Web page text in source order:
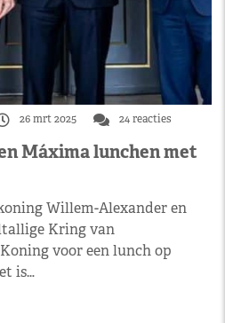
26 mrt 2025 24 reacties
Máxima lunchen met
Willem-Alexander en
Kring van
voor een lunch op
is…